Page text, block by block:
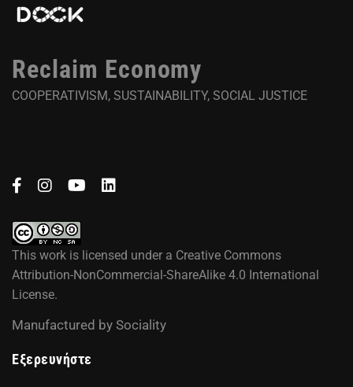
Reclaim Economy
COOPERATIVISM, SUSTAINABILITY, SOCIAL JUSTICE
This work is licensed under a Creative Commons
Attribution-NonCommercial-ShareAlike 4.0 International
License.
Manufactured by Sociality
Εξερευνήστε